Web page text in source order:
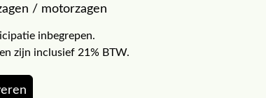
/ motorzagen
inbegrepen.
zijn inclusief 21% BTW.